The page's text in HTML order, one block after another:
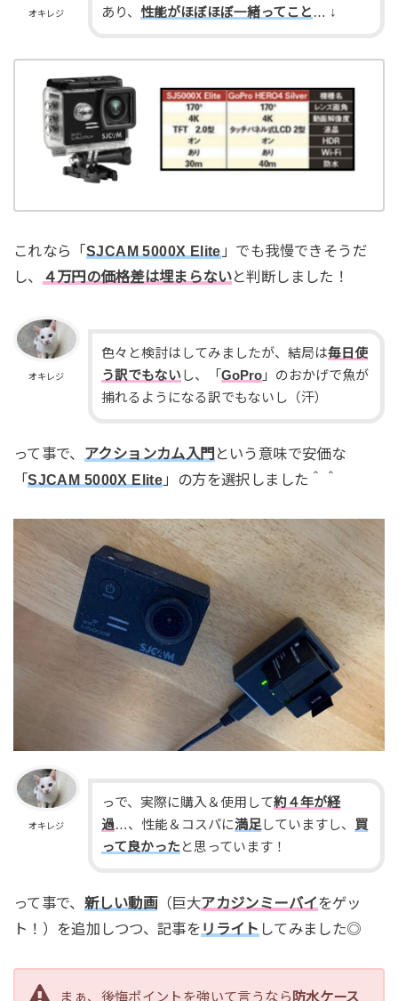
オキレジ
あり、 性能がほぼほぼ一緒ってこと … ↓
これなら「SJCAM 5000X Elite 」でも我慢できそうだ
し、
４万円の価格差は埋まらないと判断しました！
オキレジ
色々と検討はしてみましたが、結局は毎日使
う訳でもない し、「 GoPro」のおかげで魚が
捕れるようになる訳でもないし（汗）
って事で、 アクションカム入門 という意味で安価な
「SJCAM 5000X Elite 」の方を選択しました＾＾
オキレジ
っで、実際に購入＆使用して約４年が経
過…、性能＆コスパに満足していますし、 買
って良かった と思っています！
って事で、 新しい動画（巨大アカジンミーバイをゲッ
ト！）を追加しつつ、記事を リライト してみました◎
まぁ、後悔ポイントを強いて言うなら 防水ケース